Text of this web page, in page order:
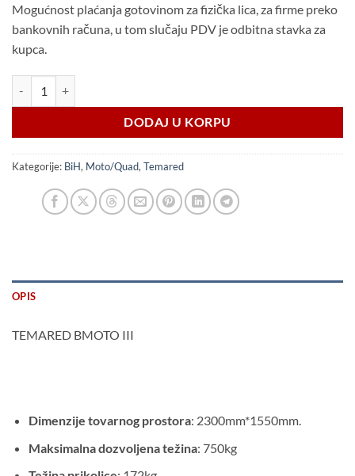
Mogućnost plaćanja gotovinom za fizička lica, za firme preko
bankovnih računa, u tom slučaju PDV je odbitna stavka za
kupca.
DODAJ U KORPU
Kategorije: BiH, Moto/Quad,Temared
OPIS
TEMARED BMOTO III
Dimenzije tovarnog prostora: 2300mm*1550mm.
Maksimalna dozvoljena težina: 750kg